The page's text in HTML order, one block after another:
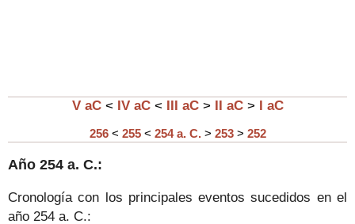
V aC< IV aC< III aC> II aC> I aC
256< 255< 254 a. C.> 253> 252
Año 254 a. C.:
Cronología con los principales eventos sucedidos en el
año 254 a. C.: